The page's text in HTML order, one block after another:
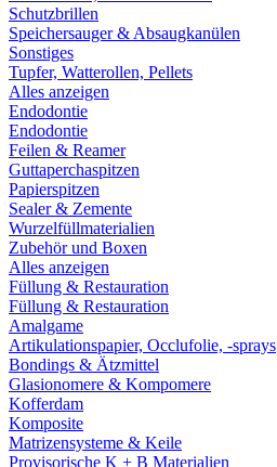
Schutzbrillen
Speichersauger & Absaugkanülen
Sonstiges
Tupfer, Watterollen, Pellets
Alles anzeigen
Endodontie
Endodontie
Feilen & Reamer
Guttaperchaspitzen
Papierspitzen
Sealer & Zemente
Wurzelfüllmaterialien
Zubehör und Boxen
Alles anzeigen
Füllung & Restauration
Füllung & Restauration
Amalgame
Artikulationspapier, Occlufolie, -sprays
Bondings & Ätzmittel
Glasionomere & Kompomere
Kofferdam
Komposite
Matrizensysteme & Keile
Provisorische K + B Materialien